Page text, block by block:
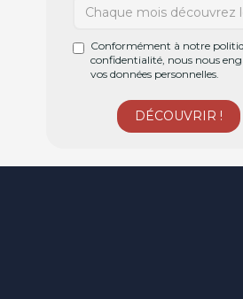
Conformément à notre
confidentialité, nous nous
vos données personnelles.